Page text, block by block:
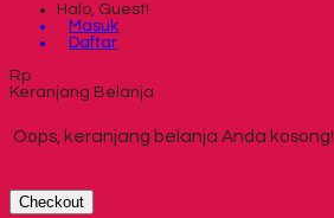
Halo, Guest!
Masuk
Daftar
Rp
Keranjang Belanja
Oops, keranjang belanja Anda kosong!
Checkout